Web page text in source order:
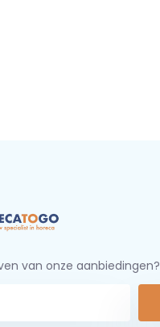
van onze aanbiedingen?